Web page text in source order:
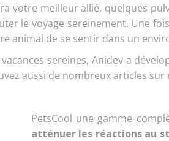
votre meilleur allié, quelques
le voyage sereinement. Une
animal de se sentir dans un
sereines, Anidev a
aussi de nombreux articles sur
PetsCool une gamme
atténuer les réactions au